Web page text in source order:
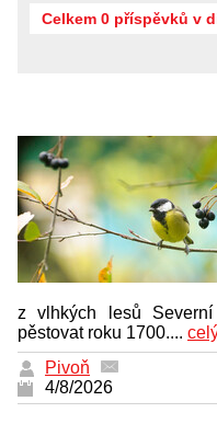
Celkem 0 příspěvků v
z vlhkých lesů
pěstovat roku 1700....
Pivoň
4/8/2026